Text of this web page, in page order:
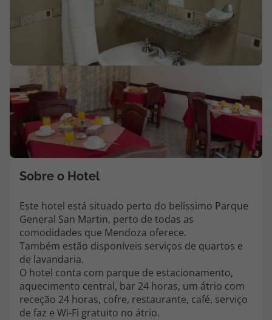
Área de Cliente
Agências
Contactos
Apoio ao cliente em Portugal
218 925 471
218 925 471
Custo de uma chamada para a rede fixa nacional.
A sua agência de viagens Top Atlântico tem a preocupação de estar
sempre mais perto de si, para maior comodidade e total facilidade
na marcação das suas viagens, tem ainda ao seu dispor o nosso call
center a funcionar todos os dias úteis das 10:00 às 20:00 e Sábado
das 10:00 às 14:00.
Sobre o Hotel
Este hotel está situado perto do belíssimo Parque
General San Martin, perto de todas as
comodidades que Mendoza oferece.
Também estão disponíveis serviços de quartos e
de lavandaria.
O hotel conta com parque de estacionamento,
aquecimento central, bar 24 horas, um átrio com
receção 24 horas, cofre, restaurante, café, serviço
de faz e Wi-Fi gratuito no átrio.